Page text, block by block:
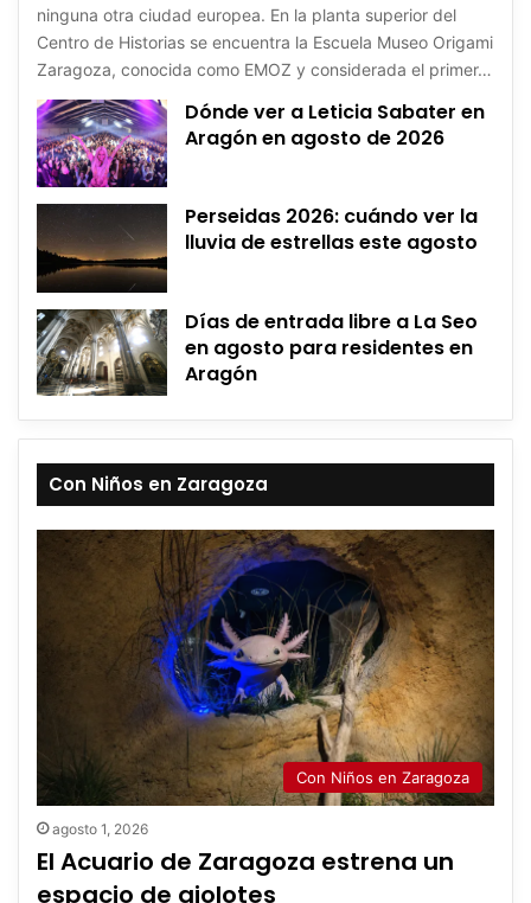
ninguna otra ciudad europea. En la planta superior del
Centro de Historias se encuentra la Escuela Museo Origami
Zaragoza, conocida como EMOZ y considerada el primer…
Dónde ver a Leticia Sabater en
Aragón en agosto de 2026
Perseidas 2026: cuándo ver la
lluvia de estrellas este agosto
Días de entrada libre a La Seo
en agosto para residentes en
Aragón
Con Niños en Zaragoza
Con Niños en Zaragoza
agosto 1, 2026
El Acuario de Zaragoza estrena un
espacio de ajolotes